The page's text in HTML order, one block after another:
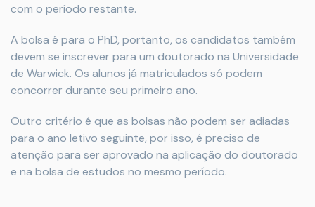
com o período restante.
A bolsa é para o PhD, portanto, os candidatos também
devem se inscrever para um doutorado na Universidade
de Warwick. Os alunos já matriculados só podem
concorrer durante seu primeiro ano.
Outro critério é que as bolsas não podem ser adiadas
para o ano letivo seguinte, por isso, é preciso de
atenção para ser aprovado na aplicação do doutorado
e na bolsa de estudos no mesmo período.